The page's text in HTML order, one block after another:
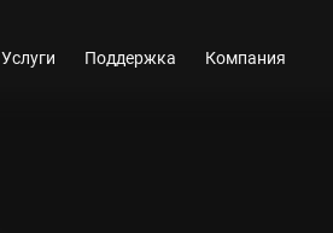
Услуги Поддержка Компания